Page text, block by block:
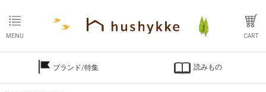
MENU CART
ブランド/特集 読みもの